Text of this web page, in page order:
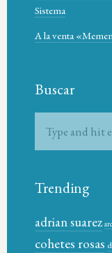
Sistema
A la venta
Buscar
Trending
adrian suarez
cohetes rosas